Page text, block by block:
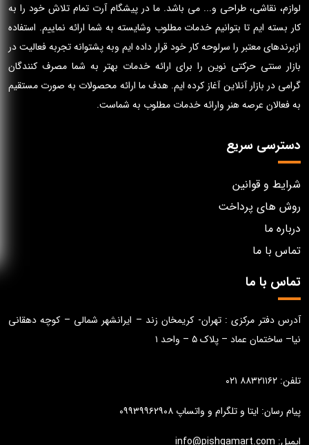
لوازم، نقاشی، طراحی و... می باشد. ما در پیشگام آرت تمام تلاش خود را به
کار بسته ایم تا بتوانیم خدمات مطلوب وشایسته به شما ارائه نماییم. استفاده
ازبرندهای معتبر را سرلوحه کار خود قرار داده ایم وبه پشتوانه تجربه فعالیت در
بازار سنتی حرکتی نوین را برای ارائه خدمات بهتر به شما مصرف کنندگان
گرامی در بازار آنلاین آغاز کرده ایم. هدف ما ارائه محصولات به صورت مستقیم
به فعالان عرصه هنر وارائه خدمات مطلوب به شماست.
دسترسی سریع
شرایط و قوانین
روش های پرداخت
درباره ما
تماس با ما
تماس با ما
آدرس دفتر مرکزی : تهران- کریمخان زند – ایرانشهر شمالی – کوچه دهقانی
نیا– ساختمان عماد – پلاک ۵ – واحد ۱
تلفن: ۸۸۳۲۱۱۶۲ ۰۲۱
پیام رسان: ایتا و تلگرام و واتساپ ۰۹۹۳۹۹۶۲۹۰۸
ایمیل: info@pishgamart.com